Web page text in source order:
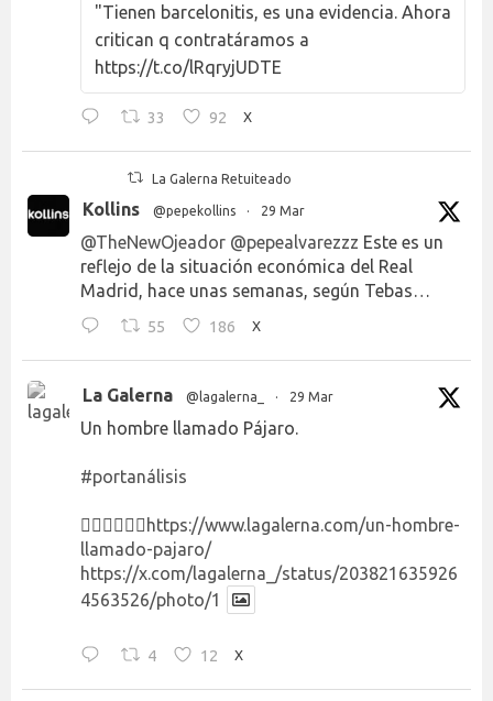
"Tienen barcelonitis, es una evidencia. Ahora
critican q contratáramos a
https://t.co/lRqryjUDTE
33 92 X
La Galerna Retuiteado
Kollins @pepekollins · 29 Mar
@TheNewOjeador @pepealvarezzz Este es un
reflejo de la situación económica del Real
Madrid, hace unas semanas, según Tebas…
55 186 X
La Galerna @lagalerna_ · 29 Mar
Un hombre llamado Pájaro.
#portanálisis
👉🏻👉🏻👉🏻 https://www.lagalerna.com/un-hombre-
llamado-pajaro/
https://x.com/lagalerna_/status/203821635926
4563526/photo/1
4 12 X